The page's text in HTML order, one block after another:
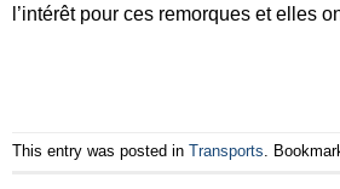
l’intérêt pour ces remorques et elles
This entry was posted in Transports.